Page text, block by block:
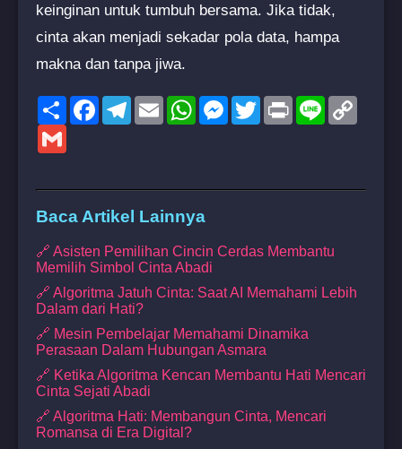
keinginan untuk tumbuh bersama. Jika tidak,
cinta akan menjadi sekadar pola data, hampa
makna dan tanpa jiwa.
ShareFacebookTelegram
EmailWhatsAppMessenger
TwitterPrint Line
Baca Artikel Lainnya
🔗 Asisten Pemilihan Cincin Cerdas Membantu
Memilih Simbol Cinta Abadi
🔗 Algoritma Jatuh Cinta: Saat AI Memahami Lebih
Dalam dari Hati?
🔗 Mesin Pembelajar Memahami Dinamika
Perasaan Dalam Hubungan Asmara
🔗 Ketika Algoritma Kencan Membantu Hati Mencari
Cinta Sejati Abadi
🔗 Algoritma Hati: Membangun Cinta, Mencari
Romansa di Era Digital?